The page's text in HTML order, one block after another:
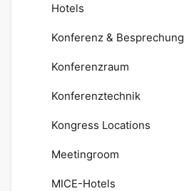
Hotels
Konferenz & Besprechung
Konferenzraum
Konferenztechnik
Kongress Locations
Meetingroom
MICE-Hotels